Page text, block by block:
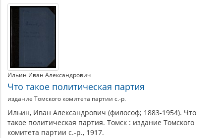
Революционно-
демократические
(национально-
демократические)
партии
Материалы
по
теме
Ильин Иван Александрович
Что такое политическая партия
издание Томского комитета партии с.-р.
Ильин, Иван Александрович (философ; 1883-1954). Что
такое политическая партия. Томск : издание Томского
комитета партии с.-р., 1917.